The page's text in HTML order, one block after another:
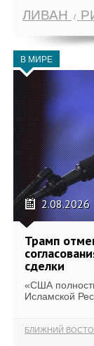
ЛИВАН
В МИРЕ
2.08.2026
Трамп
сделки
«США
Исламской
БЛИЖНИЙ